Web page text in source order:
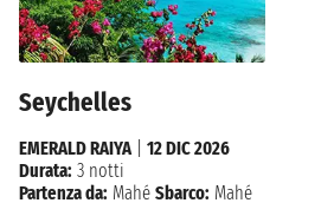
Seychelles
EMERALD RAIYA
12 DIC 2026
Durata: 3 notti
Partenza da: Mahé Sbarco: Mahé